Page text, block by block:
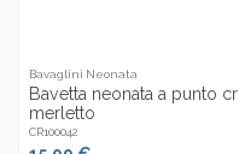
Bavaglini Neonata
Bavetta neonata a punto
merletto
CR100042